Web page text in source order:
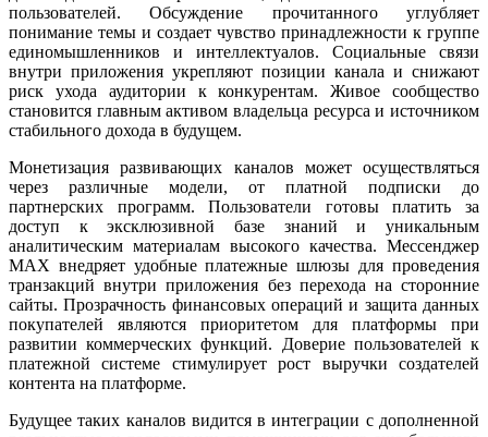
пользователей. Обсуждение прочитанного углубляет
понимание темы и создает чувство принадлежности к группе
единомышленников и интеллектуалов. Социальные связи
внутри приложения укрепляют позиции канала и снижают
риск ухода аудитории к конкурентам. Живое сообщество
становится главным активом владельца ресурса и источником
стабильного дохода в будущем.
Монетизация развивающих каналов может осуществляться
через различные модели, от платной подписки до
партнерских программ. Пользователи готовы платить за
доступ к эксклюзивной базе знаний и уникальным
аналитическим материалам высокого качества. Мессенджер
MAX внедряет удобные платежные шлюзы для проведения
транзакций внутри приложения без перехода на сторонние
сайты. Прозрачность финансовых операций и защита данных
покупателей являются приоритетом для платформы при
развитии коммерческих функций. Доверие пользователей к
платежной системе стимулирует рост выручки создателей
контента на платформе.
Будущее таких каналов видится в интеграции с дополненной